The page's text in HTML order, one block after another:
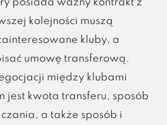
posiada ważny kontrakt z
kolejności muszą
kluby, a
umowę transferową.
między klubami
jest kwota transferu, sposób
a także sposób i